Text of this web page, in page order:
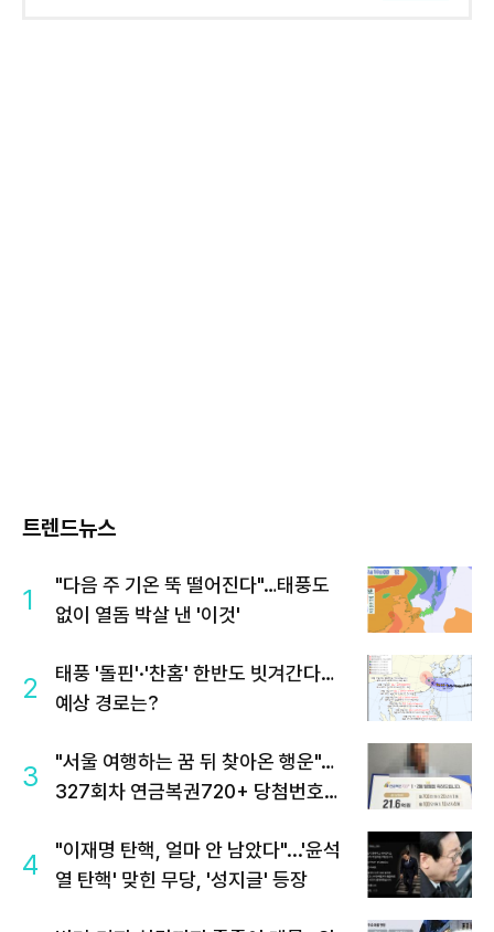
트렌드뉴스
1
"다음 주 기온 뚝 떨어진다"…태풍도
없이 열돔 박살 낸 '이것'
2
태풍 '돌핀'·'찬홈' 한반도 빗겨간다…
예상 경로는?
3
"서울 여행하는 꿈 뒤 찾아온 행운"…
327회차 연금복권720+ 당첨번호조
4
"이재명 탄핵, 얼마 안 남았다"...'윤석
열 탄핵' 맞힌 무당, '성지글' 등장